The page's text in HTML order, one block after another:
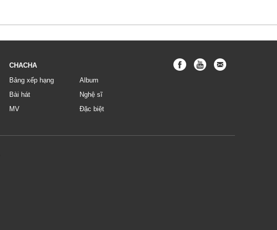
CHACHA
Bảng xếp hạng
Bài hát
MV
Album
Nghệ sĩ
Đặc biệt